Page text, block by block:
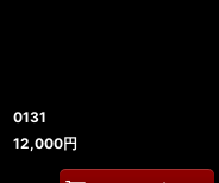
0131
12,000円